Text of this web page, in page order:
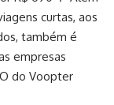
curtas, aos
também é
empresas
do Voopter